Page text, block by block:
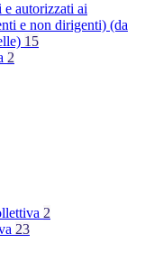
autorizzati ai
e non dirigenti) (da
15
2
2
23